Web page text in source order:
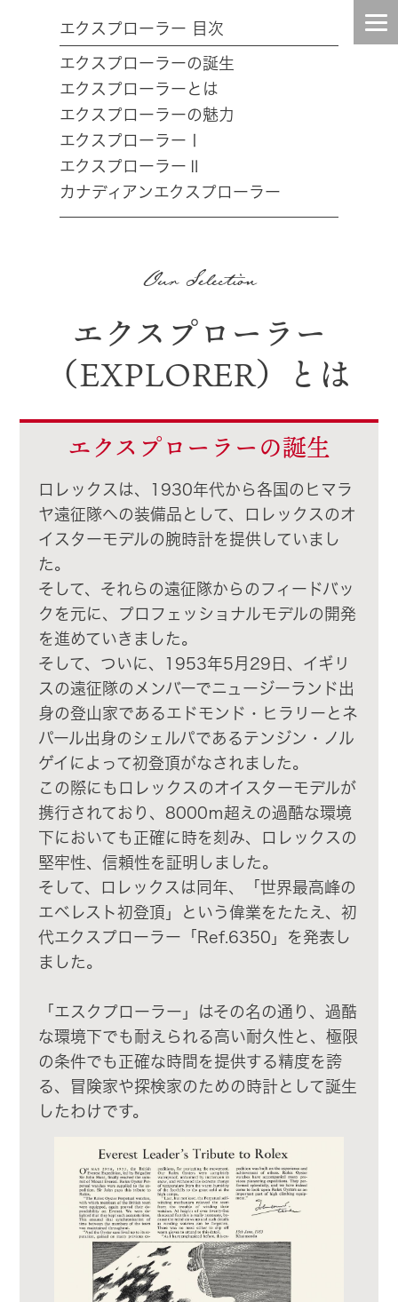
エクスプローラー 目次
エクスプローラーの誕生
エクスプローラーとは
エクスプローラーの魅力
エクスプローラーⅠ
エクスプローラーⅡ
カナディアンエクスプローラー
Our Selection
エクスプローラー
（EXPLORER）とは
エクスプローラーの誕生
ロレックスは、1930年代から各国のヒマラ
ヤ遠征隊への装備品として、ロレックスのオ
イスターモデルの腕時計を提供していまし
た。
そして、それらの遠征隊からのフィードバッ
クを元に、プロフェッショナルモデルの開発
を進めていきました。
そして、ついに、1953年5月29日、イギリ
スの遠征隊のメンバーでニュージーランド出
身の登山家であるエドモンド・ヒラリーとネ
パール出身のシェルパであるテンジン・ノル
ゲイによって初登頂がなされました。
この際にもロレックスのオイスターモデルが
携行されており、8000ｍ超えの過酷な環境
下においても正確に時を刻み、ロレックスの
堅牢性、信頼性を証明しました。
そして、ロレックスは同年、「世界最高峰の
エベレスト初登頂」という偉業をたたえ、初
代エクスプローラー「Ref.6350」を発表し
ました。
「エスクプローラー」はその名の通り、過酷
な環境下でも耐えられる高い耐久性と、極限
の条件でも正確な時間を提供する精度を誇
る、冒険家や探検家のための時計として誕生
したわけです。
HOME
INFO
TOPIC
CONTENTS
STAFF
COMPANY
CONTACT